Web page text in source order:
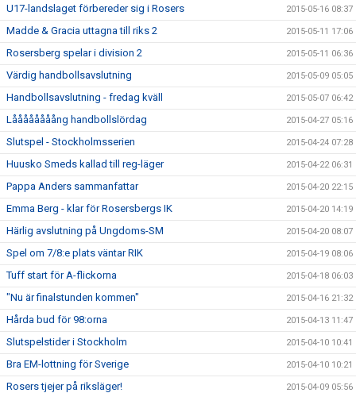
U17-landslaget förbereder sig i Rosers 2015-05-16 08:37
Madde & Gracia uttagna till riks 2 2015-05-11 17:06
Rosersberg spelar i division 2 2015-05-11 06:36
Värdig handbollsavslutning 2015-05-09 05:05
Handbollsavslutning - fredag kväll 2015-05-07 06:42
Låååååååång handbollslördag 2015-04-27 05:16
Slutspel - Stockholmsserien 2015-04-24 07:28
Huusko Smeds kallad till reg-läger 2015-04-22 06:31
Pappa Anders sammanfattar 2015-04-20 22:15
Emma Berg - klar för Rosersbergs IK 2015-04-20 14:19
Härlig avslutning på Ungdoms-SM 2015-04-20 08:07
Spel om 7/8:e plats väntar RIK 2015-04-19 08:06
Tuff start för A-flickorna 2015-04-18 06:03
"Nu är finalstunden kommen" 2015-04-16 21:32
Hårda bud för 98:orna 2015-04-13 11:47
Slutspelstider i Stockholm 2015-04-10 10:41
Bra EM-lottning för Sverige 2015-04-10 10:21
Rosers tjejer på riksläger! 2015-04-09 05:56